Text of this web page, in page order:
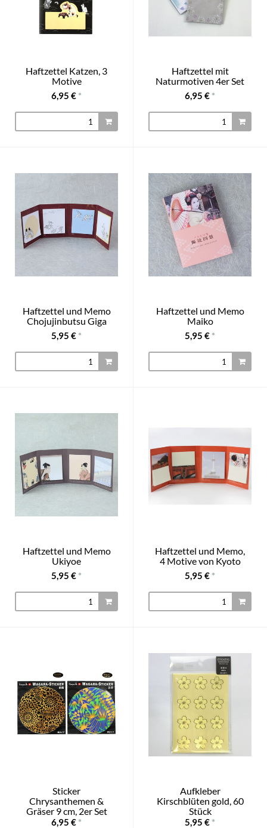
Haftzettel Katzen, 3
Motive
6,95 € *
Haftzettel mit
Naturmotiven 4er Set
6,95 € *
Haftzettel und Memo
Chojujinbutsu Giga
5,95 € *
Haftzettel und Memo
Maiko
5,95 € *
Haftzettel und Memo
Ukiyoe
5,95 € *
Haftzettel und Memo,
4 Motive von Kyoto
5,95 € *
Sticker
Chrysanthemen &
Gräser 9 cm, 2er Set
6,95 € *
Aufkleber
Kirschblüten gold, 60
Stück
5,95 € *